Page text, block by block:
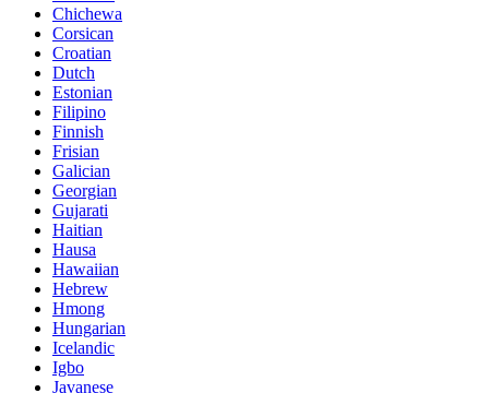
Chichewa
Corsican
Croatian
Dutch
Estonian
Filipino
Finnish
Frisian
Galician
Georgian
Gujarati
Haitian
Hausa
Hawaiian
Hebrew
Hmong
Hungarian
Icelandic
Igbo
Javanese